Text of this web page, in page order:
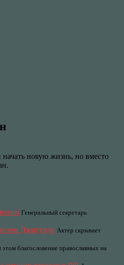
новую жизнь, но вместо
Генеральный секретарь
Джигурду Актер скрывает
благословение православных на